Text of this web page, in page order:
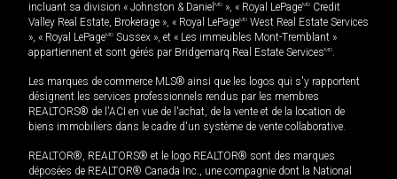
incluant sa division « Johnston & Daniel MD », « Royal LePageMD Credit
Valley Real Estate, Brokerage », « Royal LePageMD West Real Estate Services
», « Royal LePageMD Sussex », et « Les immeubles Mont-Tremblant »
appartiennent et sont gérés par Bridgemarq Real Estate ServicesMD.
Les marques de commerce MLS® ainsi que les logos qui s'y rapportent
désignent les services professionnels rendus par les membres
REALTORS® de l'ACI en vue de l'achat, de la vente et de la location de
biens immobiliers dans le cadre d'un système de vente collaborative.
REALTOR®, REALTORS® et le logo REALTOR® sont des marques
déposées de REALTOR® Canada Inc., une compagnie dont la National